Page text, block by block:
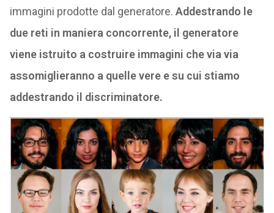
immagini prodotte dal generatore. Addestrando le
due reti in maniera concorrente, il generatore
viene istruito a costruire immagini che via via
assomiglieranno a quelle vere e su cui stiamo
addestrando il discriminatore.